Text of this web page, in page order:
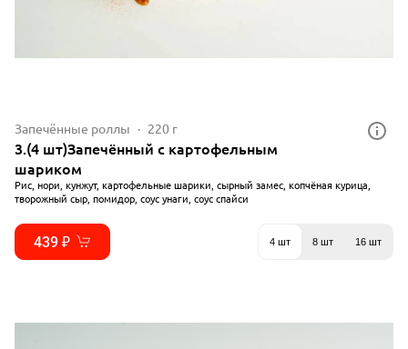
Запечённые роллы 220 г
3.(4 шт)Запечённый с картофельным
шариком
Рис, нори, кунжут, картофельные шарики, сырный замес, копчёная курица,
творожный сыр, помидор, соус унаги, соус спайси
439 ₽ 4 шт 8 шт 16 шт